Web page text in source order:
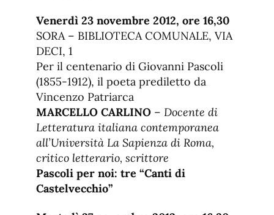
Venerdì 23 novembre 2012, ore 16,30
SORA – BIBLIOTECA COMUNALE, VIA
DECI, 1
Per il centenario di Giovanni Pascoli
(1855-1912), il poeta prediletto da
Vincenzo Patriarca
MARCELLO CARLINO – Docente di
Letteratura italiana contemporanea
all’Università La Sapienza di Roma,
critico letterario, scrittore
Pascoli per noi: tre “Canti di
Castelvecchio”